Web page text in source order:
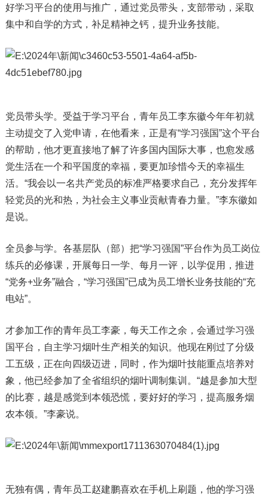
好学习平台的使用与推广，通过党员带头，支部带动，采取
集中和自学的方式，补足精神之钙，提升业务技能。
党员带头学。受益于学习平台，青年员工李东徽今年年初就
主动提交了入党申请，在他看来，正是有“学习强国”这个平台
的帮助，他才更直接地了解了许多国内国际大事，也愈发感
觉生活在一个和平国度的幸福，要更加珍惜今天的幸福生
活。“我会以一名共产党员的标准严格要求自己，充分发挥年
轻党员的光和热，为社会主义事业贡献青春力量。”李东徽如
是说。
全员参与学。各基层队（部）把“学习强国”平台作为员工岗位
练兵的必修课，开展每日一学、每月一评，以学促用，推进
“党务+业务”融合，“学习强国”已成为员工增长业务技能的“充
电站”。
才参加工作的青年员工李豪，每天工作之余，会通过学习强
国平台，自主学习烟叶生产相关的知识。他现在刚过了分级
工五级，正在向四级迈进，同时，作为烟叶技能重点培养对
象，他已经参加了全省组织的烟叶调制集训。“越是参加大型
的比赛，越是感觉到本领恐慌，要好好的学习，提高服务烟
农本领。”李豪说。
无独有偶，青年员工赵建鹏喜欢在手机上刷题，他的学习强